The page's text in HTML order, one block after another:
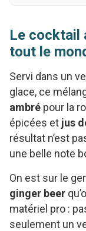
Le cocktail
tout le
Servi dans un
glace, ce
ambré pour la
épicées et jus
résultat n’est
une belle note
On est sur le
ginger beer
matériel pro :
seulement un